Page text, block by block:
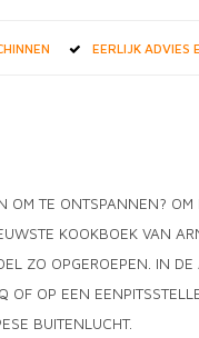
EERLIJK ADVIES
OM TE ONTSPANNEN?
KOOKBOEK VAN
ZO OPGEROEPEN. IN
OF OP EEN
BUITENLUCHT.